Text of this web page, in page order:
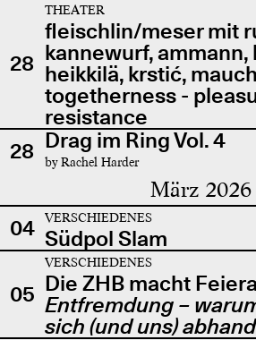
28
THEATER
fleischlin/meser mit
kannewurf,
heikkilä, krstić,
togetherness -
resistance
28 Drag im Ring Vol. 4
by Rachel Harder
März 2026
04 VERSCHIEDENES
Südpol Slam
05
VERSCHIEDENES
Die ZHB macht
Entfremdung –
sich (und uns)